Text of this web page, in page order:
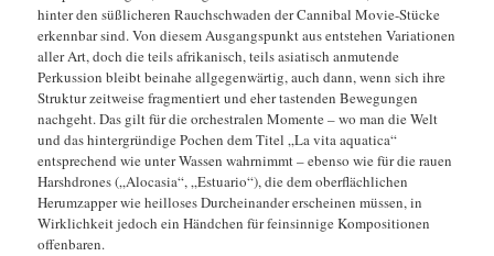
hinter den süßlicheren Rauchschwaden der Cannibal Movie-Stücke
erkennbar sind. Von diesem Ausgangspunkt aus entstehen Variationen
aller Art, doch die teils afrikanisch, teils asiatisch anmutende
Perkussion bleibt beinahe allgegenwärtig, auch dann, wenn sich ihre
Struktur zeitweise fragmentiert und eher tastenden Bewegungen
nachgeht. Das gilt für die orchestralen Momente – wo man die Welt
und das hintergründige Pochen dem Titel „La vita aquatica“
entsprechend wie unter Wassen wahrnimmt – ebenso wie für die rauen
Harshdrones („Alocasia“, „Estuario“), die dem oberflächlichen
Herumzapper wie heilloses Durcheinander erscheinen müssen, in
Wirklichkeit jedoch ein Händchen für feinsinnige Kompositionen
offenbaren.